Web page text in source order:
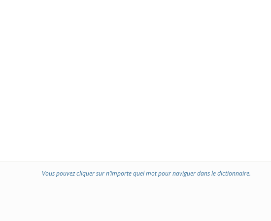
Vous pouvez cliquer sur n’importe quel mot pour naviguer dans le dictionnaire.